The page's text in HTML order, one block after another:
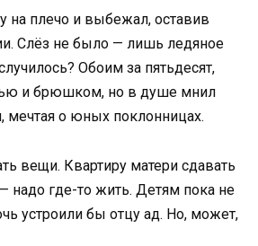
на плечо и выбежал, оставив
Слёз не было — лишь ледяное
Обоим за пятьдесят,
и брюшком, но в душе мнил
мечтая о юных поклонницах.
вещи. Квартиру матери сдавать
надо где-то жить. Детям пока не
устроили бы отцу ад. Но, может,